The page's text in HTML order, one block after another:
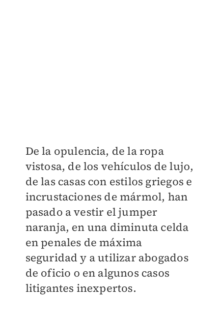
De la opulencia, de la ropa
vistosa, de los vehículos de lujo,
de las casas con estilos griegos e
incrustaciones de mármol, han
pasado a vestir el jumper
naranja, en una diminuta celda
en penales de máxima
seguridad y a utilizar abogados
de oficio o en algunos casos
litigantes inexpertos.